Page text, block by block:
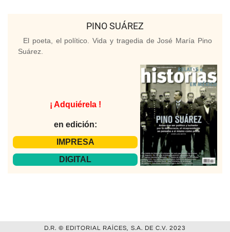
PINO SUÁREZ
El poeta, el político. Vida y tragedia de José María Pino
Suárez.
¡ Adquiérela !
en edición:
IMPRESA
DIGITAL
D.R. © EDITORIAL RAÍCES, S.A. DE C.V. 2023